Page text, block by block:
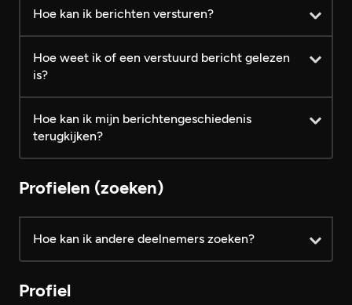
Android
Hoe kan ik berichten versturen?
Hoe weet ik of een verstuurd bericht gelezen
is?
Hoe kan ik mijn berichtengeschiedenis
terugkijken?
Profielen (zoeken)
Hoe kan ik andere deelnemers zoeken?
Profiel